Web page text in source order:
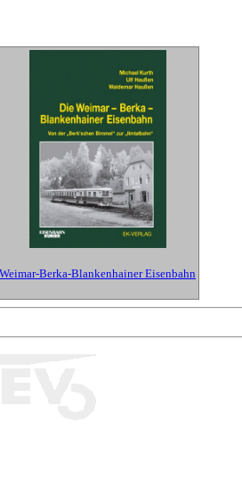
Weimar-Berka-Blankenhainer Eisenbahn